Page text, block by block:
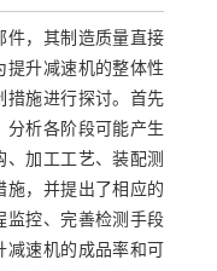
件，其制造质量直接
提升减速机的整体性
措施进行探讨。首先
分析各阶段可能产生
、加工工艺、装配测
施，并提出了相应的
监控、完善检测手段
速机的成品率和可